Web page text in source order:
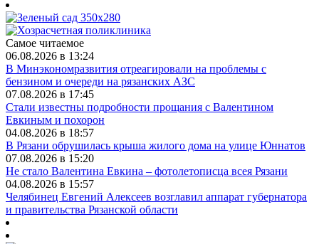
Самое читаемое
06.08.2026 в 13:24
В Минэкономразвития отреагировали на проблемы с
бензином и очереди на рязанских АЗС
07.08.2026 в 17:45
Стали известны подробности прощания с Валентином
Евкиным и похорон
04.08.2026 в 18:57
В Рязани обрушилась крыша жилого дома на улице Юннатов
07.08.2026 в 15:20
Не стало Валентина Евкина – фотолетописца всея Рязани
04.08.2026 в 15:57
Челябинец Евгений Алексеев возглавил аппарат губернатора
и правительства Рязанской области